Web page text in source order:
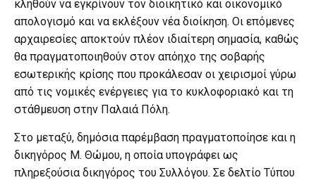
κληθούν να εγκρίνουν τον διοικητικό και οικονομικό
απολογισμό και να εκλέξουν νέα διοίκηση. Οι επόμενες
αρχαιρεσίες αποκτούν πλέον ιδιαίτερη σημασία, καθώς
θα πραγματοποιηθούν στον απόηχο της σοβαρής
εσωτερικής κρίσης που προκάλεσαν οι χειρισμοί γύρω
από τις νομικές ενέργειες για το κυκλοφοριακό και τη
στάθμευση στην Παλαιά Πόλη.
Στο μεταξύ, δημόσια παρέμβαση πραγματοποίησε και η
δικηγόρος Μ. Θώμου, η οποία υπογράφει ως
πληρεξούσια δικηγόρος του Συλλόγου. Σε δελτίο Τύπου